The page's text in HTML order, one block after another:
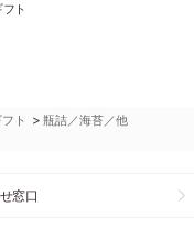
フト
ト >瓶詰／海苔／他
窓口